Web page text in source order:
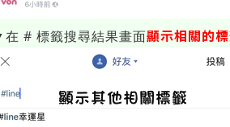
# 標籤搜尋結果畫面顯示相關的